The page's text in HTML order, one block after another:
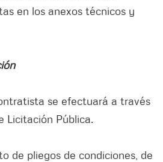
en los anexos técnicos y
se efectuará a través
Licitación Pública.
de pliegos de condiciones, de